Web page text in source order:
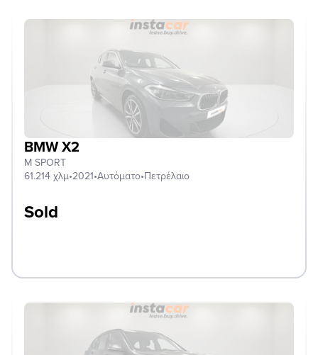
BMW X2
M SPORT
61.214 χλμ•2021•Αυτόματο•Πετρέλαιο
Sold